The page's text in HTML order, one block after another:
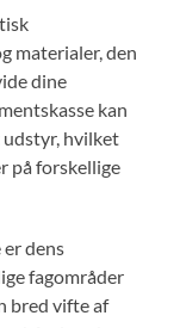
materialer, den
dine
kan
hvilket
på forskellige
dens
fagområder
bred vifte af